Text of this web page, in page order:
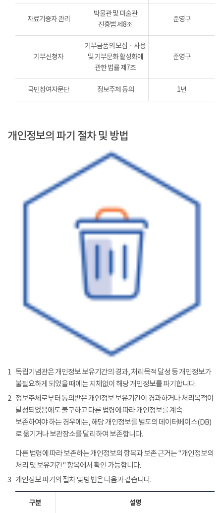
자료기증자 관리
박물관 및 미술관
진흥법 제8조
준영구
기부신청자
기부금품의 모집ㆍ사용
및 기부문화 활성화에
관한 법률 제7조
준영구
국민참여자문단 정보주체 동의 1년
개인정보의 파기 절차 및 방법
1 독립기념관은 개인정보 보유기간의 경과, 처리목적 달성 등 개인정보가
불필요하게 되었을 때에는 지체없이 해당 개인정보를 파기합니다.
2 정보주체로부터 동의받은 개인정보 보유기간이 경과하거나 처리목적이
달성되었음에도 불구하고 다른 법령에 따라 개인정보를 계속
보존하여야 하는 경우에는, 해당 개인정보를 별도의 데이터베이스(DB)
로 옮기거나 보관장소를 달리하여 보존합니다.
다른 법령에 따라 보존하는 개인정보의 항목과 보존 근거는 "개인정보의
처리 및 보유기간" 항목에서 확인 가능합니다.
3 개인정보 파기의 절차 및 방법은 다음과 같습니다.
구분 설명